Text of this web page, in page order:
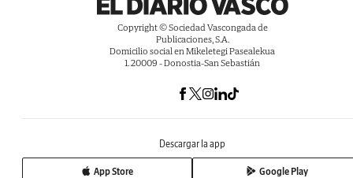
Copyright © Sociedad Vascongada de
Publicaciones, S.A.
Domicilio social en Mikeletegi Pasealekua
1. 20009 - Donostia-San Sebastián
Descargar la app
App Store Google Play